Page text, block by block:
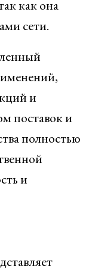
как она
сети.
и
поставок и
полностью
и